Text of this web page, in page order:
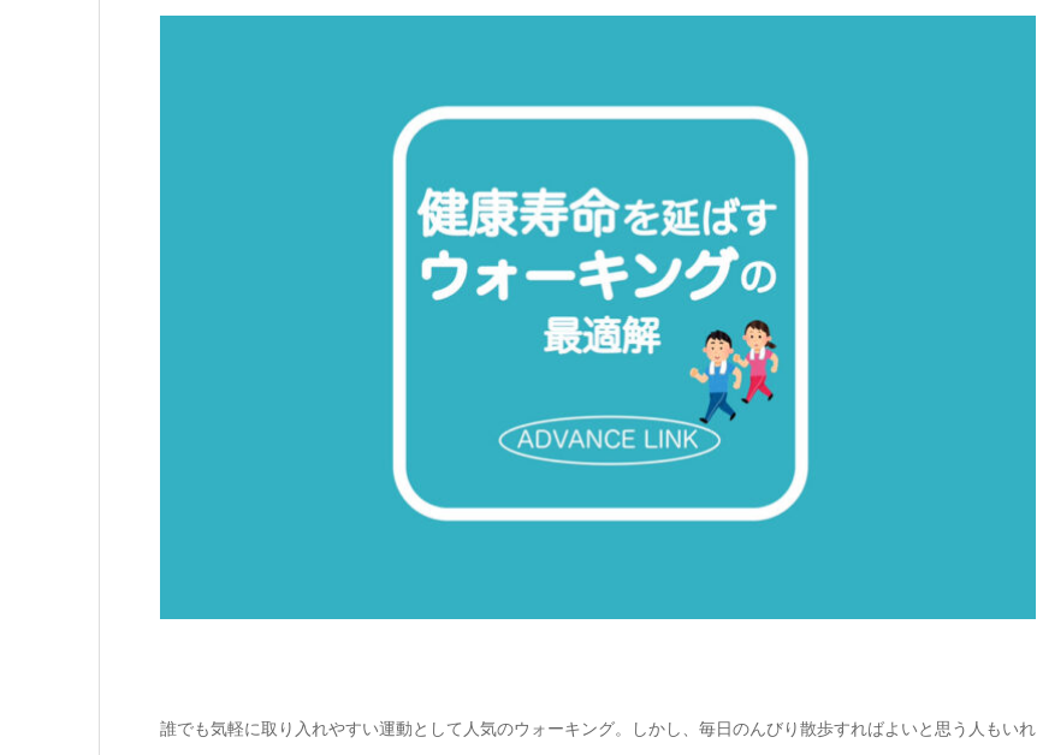
誰でも気軽に取り入れやすい運動として人気のウォーキング。しかし、毎日のんびり散歩すればよいと思う人もいれ